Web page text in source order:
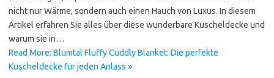
nicht nur Wärme, sondern auch einen Hauch von Luxus. In diesem
Artikel erfahren Sie alles über diese wunderbare Kuscheldecke und
warum sie in…
Read More: Blumtal Fluffy Cuddly Blanket: Die perfekte
Kuscheldecke für jeden Anlass »